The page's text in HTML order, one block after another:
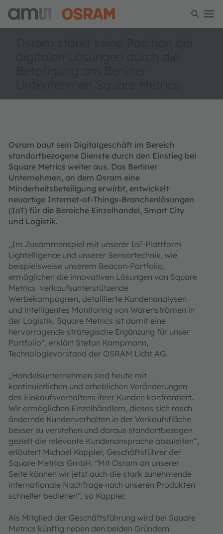
Osram baut sein Digitalgeschäft im Bereich
standortbezogene Dienste durch den Einstieg bei
Square Metrics weiter aus. Das Berliner
Unternehmen, an dem Osram eine
Minderheitsbeteiligung erwirbt, entwickelt
neuartige Internet-of-Things-Branchenlösungen
(IoT) für die Bereiche Einzelhandel, Smart City
und Logistik.
„Im Zusammenspiel mit unserer IoT-Plattform
Lightelligence und unserer Sensortechnik, wie
beispielsweise unserem Beacon-Portfolio,
ermöglichen die innovativen Lösungen von Square
Metrics verkaufsunterstützende
Werbekampagnen, detaillierte Kundenanalysen
und intelligentes Monitoring von Warenströmen in
der Logistik. Square Metrics ist damit eine
hervorragende strategische Ergänzung für unser
Portfolio“, erklärt Stefan Kampmann,
Technologievorstand der OSRAM Licht AG.
„Handelsunternehmen sind heute mit
kontinuierlichen und erheblichen Veränderungen
des Einkaufsverhaltens ihrer Kunden konfrontiert.
Wir ermöglichen Einzelhändlern, dieses sich rasch
ändernde Kundenverhalten in der Verkaufsfläche
besser zu verstehen und daraus standortbezogen
gezielt die relevante Kundenansprache abzuleiten“,
erläutert Michael Kappler, Geschäftsführer der
Square Metrics GmbH. "Mit Osram an unserer
Seite können wir jetzt auch die stark zunehmende
internationale Nachfrage nach unseren Produkten
schneller bedienen", so Kappler.
Als Mitglied der Geschäftsführung wird bei Square
Metrics künftig neben den beiden Gründern